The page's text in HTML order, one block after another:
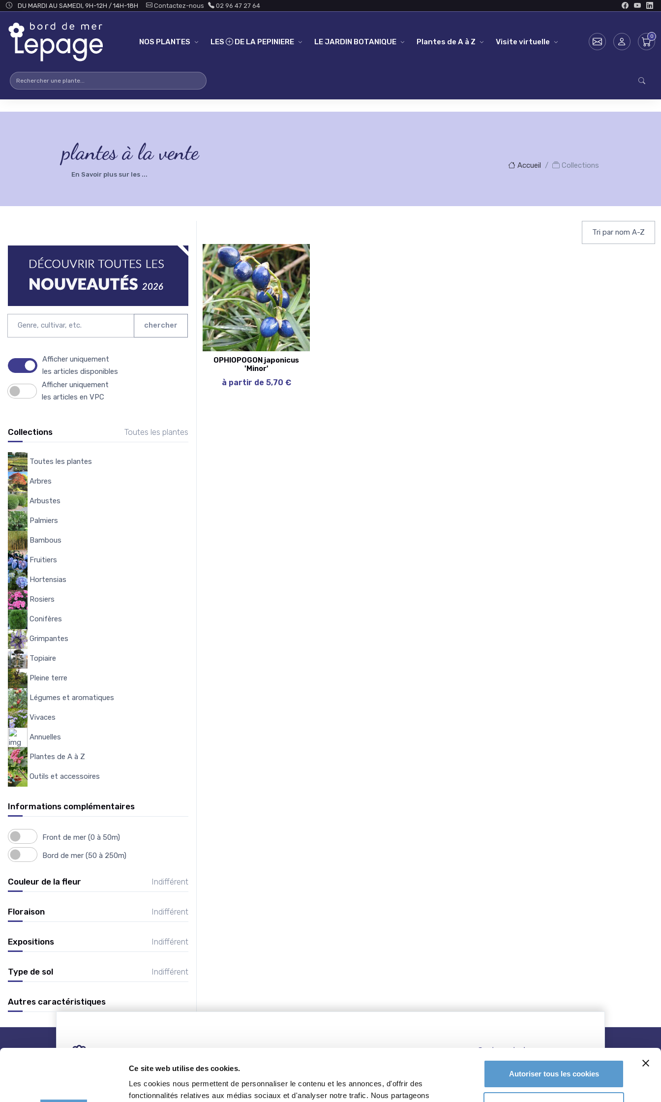
Ce site web utilise des cookies.
Les cookies nous permettent de personnaliser le contenu et les annonces, d'offrir des
fonctionnalités relatives aux médias sociaux et d'analyser notre trafic. Nous partageons
Autoriser tous les cookies
testsearch - 0 Skip to main content
DU MARDI AU SAMEDI, 9H-12H / 14H-18H Contactez-nous 02 96 47 27 64
NOS PLANTES LES DE LA PEPINIERE LE JARDIN BOTANIQUE Plantes de A à Z Visite virtuelle
plantes à la vente
En Savoir plus sur les ...
Accueil Collections
chercher
Afficher uniquement
les articles disponibles
Afficher uniquement
les articles en VPC
Collections Toutes les plantes
Toutes les plantes
Arbres
Arbustes
Palmiers
Bambous
Fruitiers
Hortensias
Rosiers
Conifères
Grimpantes
Topiaire
Pleine terre
Légumes et aromatiques
Vivaces
Annuelles
Plantes de A à Z
Outils et accessoires
Informations complémentaires
Front de mer (0 à 50m)
Bord de mer (50 à 250m)
Couleur de la fleur Indifférent
Floraison Indifférent
Expositions Indifférent
Type de sol Indifférent
Autres caractéristiques
OPHIOPOGON japonicus
'Minor'
à partir de 5,70 €
Toutes les plantes Catalogue 2024-2025